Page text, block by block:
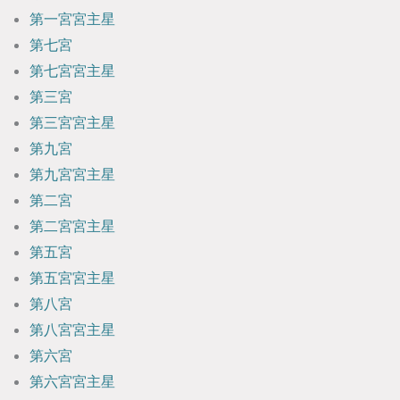
第一宮宮主星
第七宮
第七宮宮主星
第三宮
第三宮宮主星
第九宮
第九宮宮主星
第二宮
第二宮宮主星
第五宮
第五宮宮主星
第八宮
第八宮宮主星
第六宮
第六宮宮主星